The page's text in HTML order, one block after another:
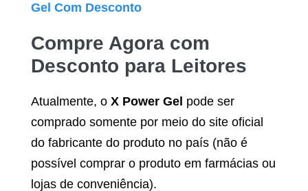
Gel Com Desconto
Compre Agora com
Desconto para Leitores
Atualmente, o X Power Gel pode ser
comprado somente por meio do site oficial
do fabricante do produto no país (não é
possível comprar o produto em farmácias ou
lojas de conveniência).